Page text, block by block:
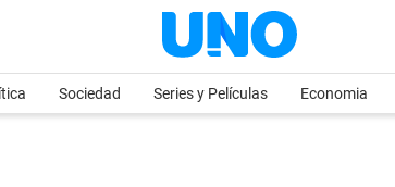
Sociedad Series y Películas Economia